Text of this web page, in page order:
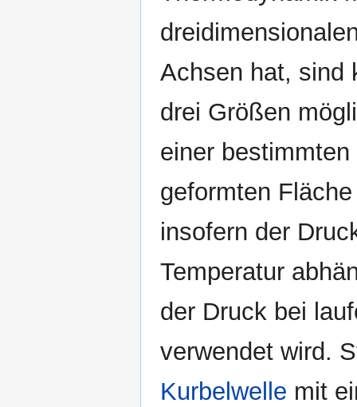
Achsen hat, sind
drei Größen
einer
geformten
insofern der
Temperatur
der Druck bei
verwendet wird.
Kurbelwelle mit